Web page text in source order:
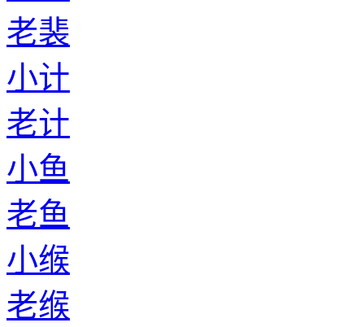
老裴
小计
老计
小鱼
老鱼
小缑
老缑